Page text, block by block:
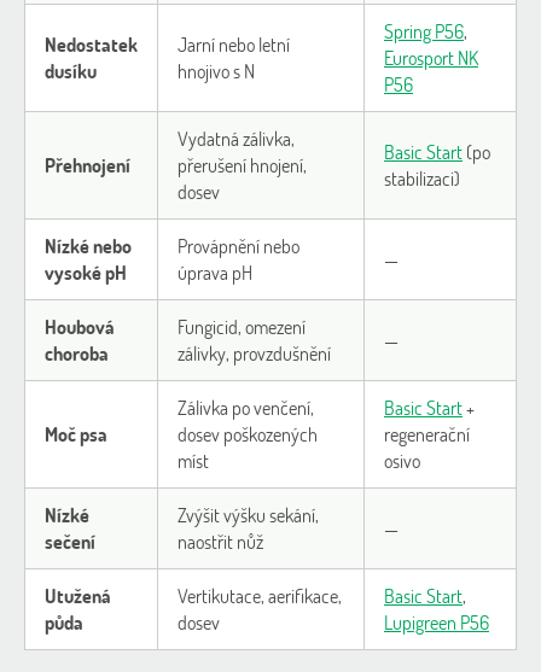
Nedostatek
dusíku
Jarní nebo letní
hnojivo s N
Spring P56,
Eurosport NK
P56
Přehnojení
Vydatná zálivka,
přerušení hnojení,
dosev
Basic Start(po
stabilizaci)
Nízké nebo
vysoké pH
Provápnění nebo
úprava pH
—
Houbová
choroba
Fungicid, omezení
zálivky, provzdušnění
—
Moč psa
Zálivka po venčení,
dosev poškozených
míst
Basic Start+
regenerační
osivo
Nízké
sečení
Zvýšit výšku sekání,
naostřit nůž
—
Utužená
půda
Vertikutace, aerifikace,
dosev
Basic Start,
Lupigreen P56